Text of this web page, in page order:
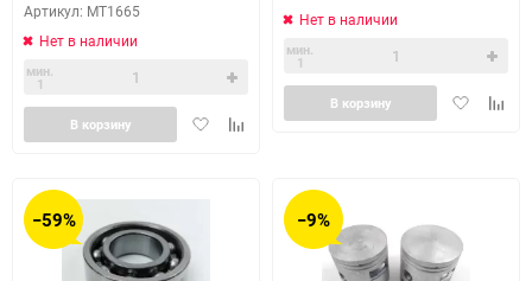
Артикул: MT1665
Нет в наличии
мин.
1
ДобавитьДобавить
В корзину
Нет в наличии
мин.
1
Добавить
В корзину
−59% −9%